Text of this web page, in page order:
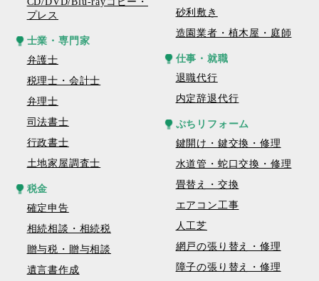
プレス
士業・専門家
弁護士
税理士・会計士
弁理士
司法書士
行政書士
土地家屋調査士
税金
確定申告
相続相談・相続税
贈与税・贈与相談
遺言書作成
砂利敷き
造園業者・植木屋・庭師
仕事・就職
退職代行
内定辞退代行
ぷちリフォーム
鍵開け・鍵交換・修理
水道管・蛇口交換・修理
畳替え・交換
エアコン工事
人工芝
網戸の張り替え・修理
障子の張り替え・修理